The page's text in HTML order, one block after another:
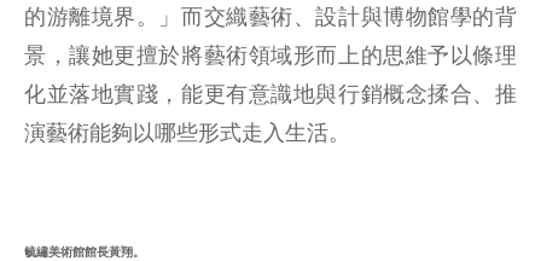
的游離境界。」而交織藝術、設計與博物館學的背
景，讓她更擅於將藝術領域形而上的思維予以條理
化並落地實踐，能更有意識地與行銷概念揉合、推
演藝術能夠以哪些形式走入生活。
毓繡美術館館長黃翔。